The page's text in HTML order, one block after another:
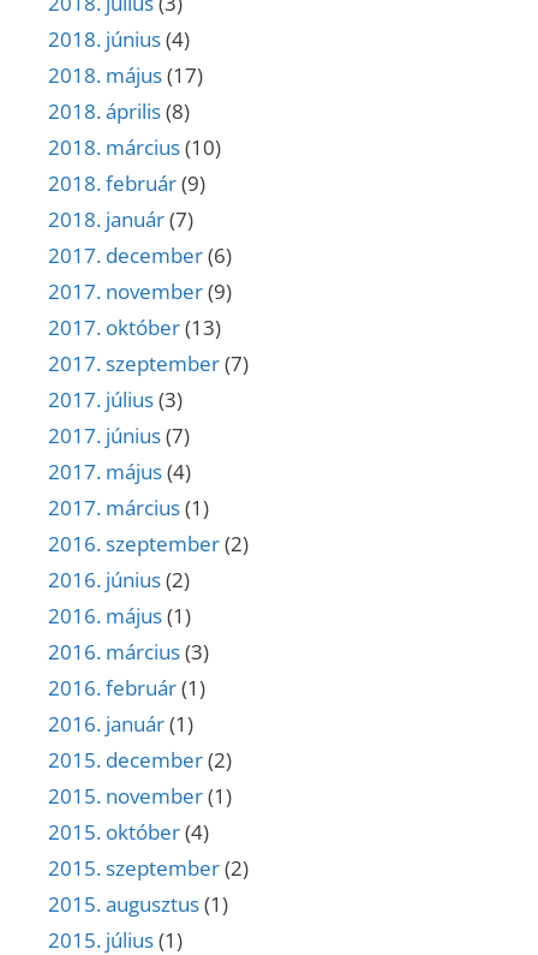
2018. június(4)
2018. május(17)
2018. április(8)
2018. március(10)
2018. február(9)
2018. január(7)
2017. december(6)
2017. november(9)
2017. október(13)
2017. szeptember(7)
2017. július(3)
2017. június(7)
2017. május(4)
2017. március(1)
2016. szeptember(2)
2016. június(2)
2016. május(1)
2016. március(3)
2016. február(1)
2016. január(1)
2015. december(2)
2015. november(1)
2015. október(4)
2015. szeptember(2)
2015. augusztus(1)
2015. július(1)